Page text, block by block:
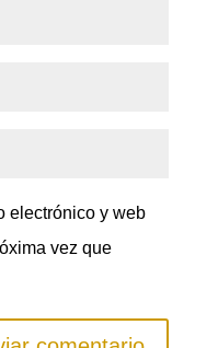
electrónico y web
vez que